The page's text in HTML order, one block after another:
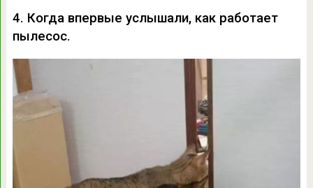
4. Когда впервые услышали, как работает
пылесос.